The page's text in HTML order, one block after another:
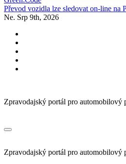
Převod vozidla lze sledovat on-line na
Ne. Srp 9th, 2026
Zpravodajský portál pro automobilový
Zpravodajský portál pro automobilový